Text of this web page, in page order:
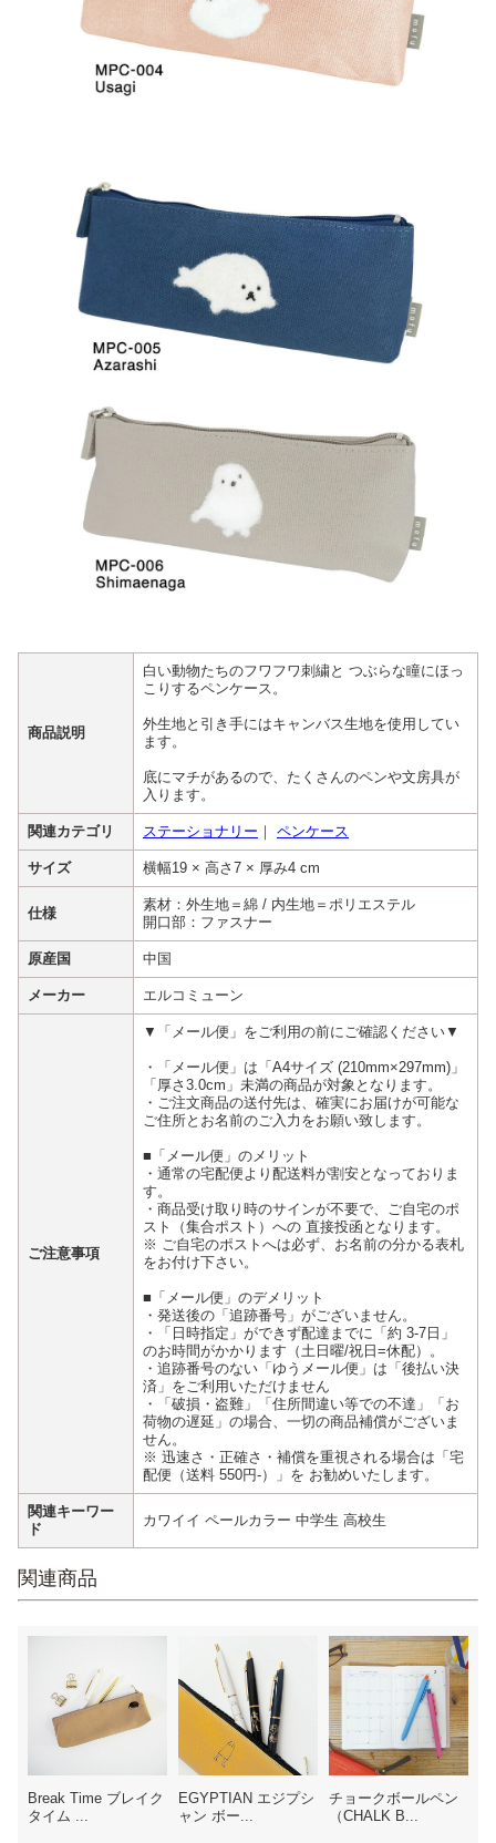
商品説明
白い動物たちのフワフワ刺繍と つぶらな瞳にほっ
こりするペンケース。
外生地と引き手にはキャンバス生地を使用してい
ます。
底にマチがあるので、たくさんのペンや文房具が
入ります。
関連カテゴリ ステーショナリー ｜ ペンケース
サイズ 横幅19 × 高さ7 × 厚み4 cm
仕様
素材：外生地＝綿 / 内生地＝ポリエステル
開口部：ファスナー
原産国 中国
メーカー エルコミューン
ご注意事項
▼「メール便」をご利用の前にご確認ください▼
・「メール便」は「A4サイズ (210mm×297mm)」
「厚さ3.0cm」未満の商品が対象となります。
・ご注文商品の送付先は、確実にお届けが可能な
ご住所とお名前のご入力をお願い致します。
■「メール便」のメリット
・通常の宅配便より配送料が割安となっておりま
す。
・商品受け取り時のサインが不要で、ご自宅のポ
スト（集合ポスト）への 直接投函となります。
※ ご自宅のポストへは必ず、お名前の分かる表札
をお付け下さい。
■「メール便」のデメリット
・発送後の「追跡番号」がございません。
・「日時指定」ができず配達までに「約 3-7日」
のお時間がかかります（土日曜/祝日=休配）。
・追跡番号のない「ゆうメール便」は「後払い決
済」をご利用いただけません
・「破損・盗難」「住所間違い等での不達」「お
荷物の遅延」の場合、一切の商品補償がございま
せん。
※ 迅速さ・正確さ・補償を重視される場合は「宅
配便（送料 550円-）」を お勧めいたします。
関連キーワー
ド
カワイイ ペールカラー 中学生 高校生
関連商品
Break Time ブレイク
タイム ...
EGYPTIAN エジプシ
ャン ボー...
チョークボールペン
（CHALK B...